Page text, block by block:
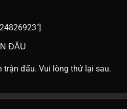
ĐẤU
trận đấu. Vui lòng thử lại sau.